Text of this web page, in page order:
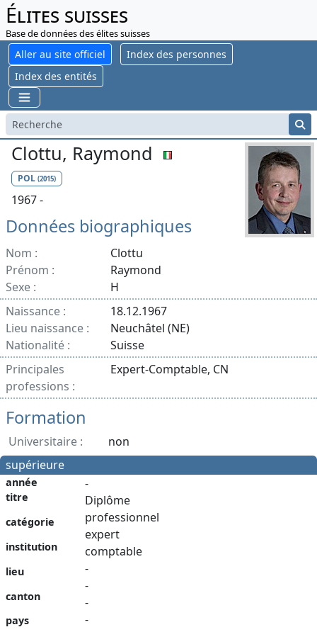
Élites suisses
Base de données des élites suisses
Aller au site officiel
Index des personnes
Index des entités
Clottu, Raymond
POL (2015)
1967 -
Données biographiques
Nom :
Clottu
Prénom :
Raymond
Sexe :
H
Naissance :
18.12.1967
Lieu naissance :
Neuchâtel (NE)
Nationalité :
Suisse
Principales
professions :
Expert-Comptable, CN
Formation
Universitaire :
non
supérieure
année
titre
catégorie
institution
lieu
canton
pays
-
Diplôme
professionnel
expert
comptable
-
-
-
-